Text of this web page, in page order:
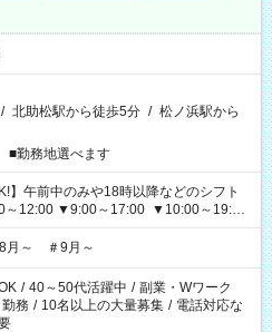
/ 北助松駅から徒歩5分 / 松ノ浜駅から
勤務地選べます
】午前中のみや18時以降などのシフト
～12:00 ▼9:00～17:00 ▼10:00～19:00
8月～ ＃9月～
/ 40～50代活躍中 / 副業・Wワーク
務 / 10名以上の大量募集 / 電話対応な